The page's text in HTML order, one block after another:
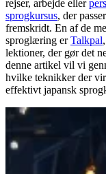
rejser, arbejde eller
sprogkursus, der
fremskridt. En af de
sproglæring erTalkpal
lektioner, der gør det
denne artikel vil vi
hvilke teknikker der
effektivt japansk